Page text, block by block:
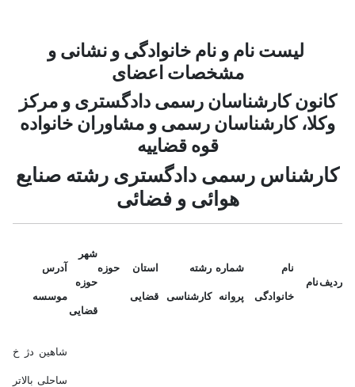
لیست نام و نام خانوادگی و نشانی و
مشخصات اعضای
کانون کارشناسان رسمی دادگستری و مرکز
وکلا، کارشناسان رسمی و مشاوران خانواده
قوه قضاییه
کارشناس رسمی دادگستری رشته صنایع
هوائی و فضائی
ردیفنام
نام
خانوادگی
شماره
پروانه
رشته
کارشناسی
استان حوزه
قضایی
شهر
حوزه
قضایی
آدرس
موسسه
شاهین دژ خ
ساحلی بالاتر